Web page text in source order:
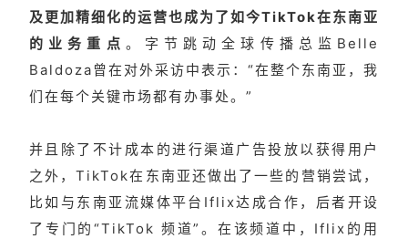
及更加精细化的运营也成为了如今TikTok在东南亚
的业务重点 。字节跳动全球传播总监Belle
Baldoza曾在对外采访中表示：“在整个东南亚，我
们在每个关键市场都有办事处。”
并且除了不计成本的进行渠道广告投放以获得用户
之外，TikTok在东南亚还做出了一些的营销尝试，
比如与东南亚流媒体平台Iflix达成合作，后者开设
了专门的“TikTok 频道”。在该频道中，Iflix的用